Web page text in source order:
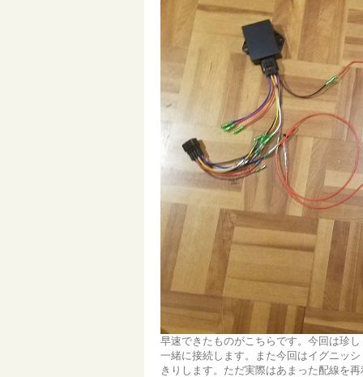
早速できたものがこちらです。今回は珍
一緒に接続します。また今回はイグニッ
きりします。ただ実際はあまった配線を